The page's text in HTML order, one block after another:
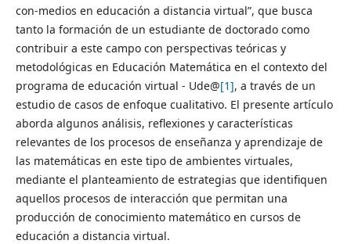
con-medios en educación a distancia virtual”, que busca
tanto la formación de un estudiante de doctorado como
contribuir a este campo con perspectivas teóricas y
metodológicas en Educación Matemática en el contexto del
programa de educación virtual - Ude@[1], a través de un
estudio de casos de enfoque cualitativo. El presente artículo
aborda algunos análisis, reflexiones y características
relevantes de los procesos de enseñanza y aprendizaje de
las matemáticas en este tipo de ambientes virtuales,
mediante el planteamiento de estrategias que identifiquen
aquellos procesos de interacción que permitan una
producción de conocimiento matemático en cursos de
educación a distancia virtual.